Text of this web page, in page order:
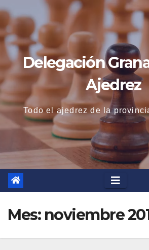
Saltar
contenido
Delegación
Ajedrez
Todo el ajedrez de la
Mes: noviembre